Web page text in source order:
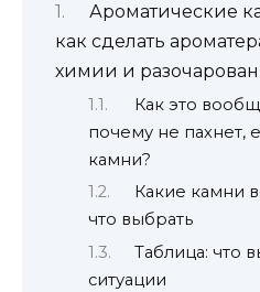
Ароматические
как сделать
химии и
Как это
почему не пахнет,
камни?
Какие камни
что выбрать
Таблица: что
ситуации